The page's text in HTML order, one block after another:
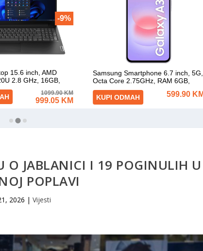
O JABLANICI I 19 POGINULIH U
POPLAVI
2026 | Vijesti